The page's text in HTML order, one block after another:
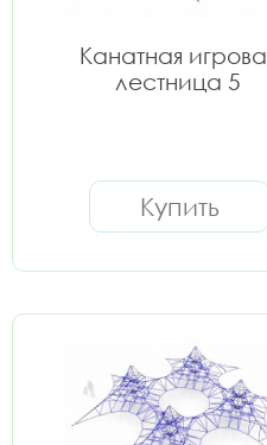
Канатная
лестница 5
Купить